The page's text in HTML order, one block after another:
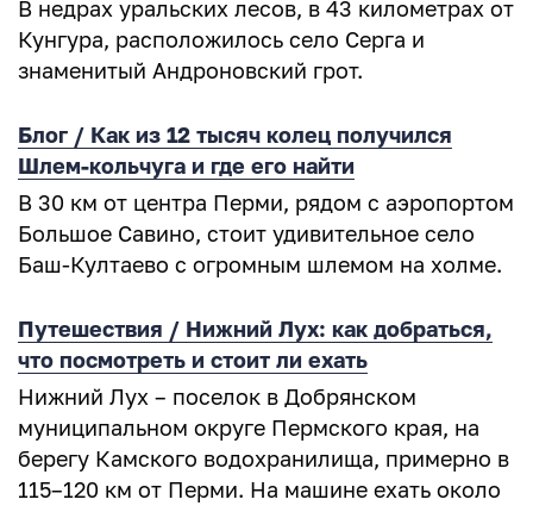
В недрах уральских лесов, в 43 километрах от
Кунгура, расположилось село Серга и
знаменитый Андроновский грот.
Блог / Как из 12 тысяч колец получился
Шлем-кольчуга и где его найти
В 30 км от центра Перми, рядом с аэропортом
Большое Савино, стоит удивительное село
Баш-Култаево с огромным шлемом на холме.
Путешествия / Нижний Лух: как добраться,
что посмотреть и стоит ли ехать
Нижний Лух – поселок в Добрянском
муниципальном округе Пермского края, на
берегу Камского водохранилища, примерно в
115–120 км от Перми. На машине ехать около